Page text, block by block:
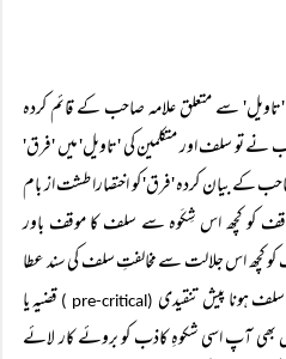
سے متعلق علامہ صاحب کے قائم کردہ
نے تو سلف اور متکلمین کی 'تاویل' میں 'فرق'
کے بیان کردہ 'فرق' کو اختصارا طشت از بام
کو کچھ اس شِکَوہ سے سلف کا موقف باور
کچھ اس جلالت سے مخالفتِ سلف کی سند عطا
ہونا پیش تنقیدی (pre-critical )
قضیہ یا
بھی آپ اسی شکوہِ کاذب کو بروئے کار لائے